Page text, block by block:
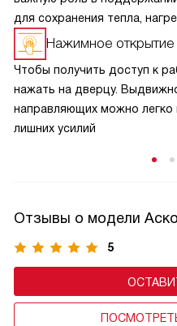
для сохранения тепла,
блюд. Встроенный
постоянно циркулировать
камеры. Тем самым
Нажимное открытие
Чтобы получить доступ к
нажать на дверцу.
направляющих можно легко
лишних усилий
Отзывы о модели
5